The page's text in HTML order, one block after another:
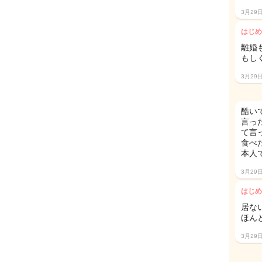
3月29
はじ
離婚
もし
3月29
酷い
言っ
て言
食べ
本人
3月29
はじ
居な
ほん
3月29